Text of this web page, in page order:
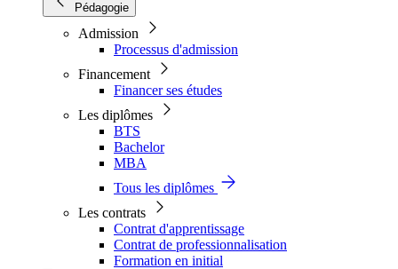
Pédagogie
Admission
Processus d'admission
Financement
Financer ses études
Les diplômes
BTS
Bachelor
MBA
Tous les diplômes
Les contrats
Contrat d'apprentissage
Contrat de professionnalisation
Formation en initial